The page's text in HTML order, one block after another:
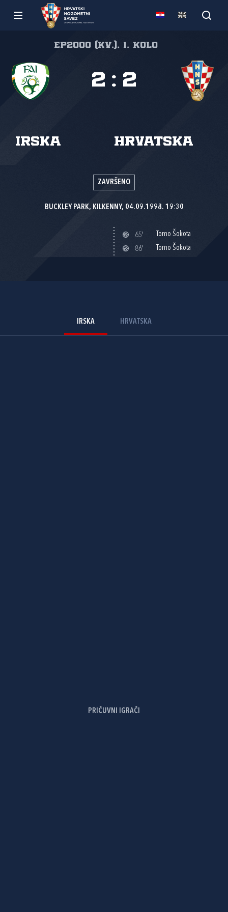
EP2000 (kv.), 1. kolo
Irska Hrvatska
2 : 2
ZAVRŠENO
BUCKLEY PARK, KILKENNY, 04.09.1998. 19:30
65'
Tomo Šokota
86'
Tomo Šokota
IRSKA HRVATSKA
PRIČUVNI IGRAČI